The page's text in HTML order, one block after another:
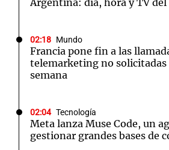
Argentina: día, hora y TV
02:18 Mundo
Francia pone fin a las
telemarketing no solicitadas
semana
02:04 Tecnología
Meta lanza Muse Code, un
gestionar grandes bases de